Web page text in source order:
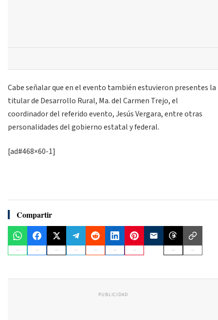
Cabe señalar que en el evento también estuvieron presentes la
titular de Desarrollo Rural, Ma. del Carmen Trejo, el
coordinador del referido evento, Jesús Vergara, entre otras
personalidades del gobierno estatal y federal.
[ad#468×60-1]
Compartir
PUBLICIDAD